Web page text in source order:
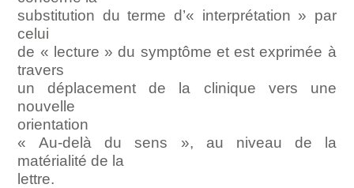
substitution du terme d’« interprétation » par
celui
de « lecture » du symptôme et est exprimée à
travers
un déplacement de la clinique vers une
nouvelle
orientation
« Au-delà du sens », au niveau de la
matérialité de la
lettre.